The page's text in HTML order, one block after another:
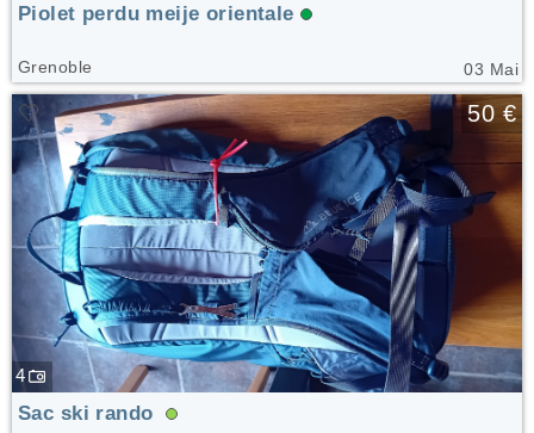
03 Mai
Piolet perdu meije orientale
Grenoble
🤍 50 €
4
Sac ski rando